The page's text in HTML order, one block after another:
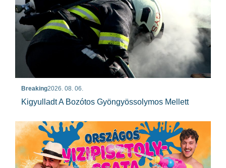
Breaking2026. 08. 06.
Kigyulladt A Bozótos Gyöngyössolymos Mellett